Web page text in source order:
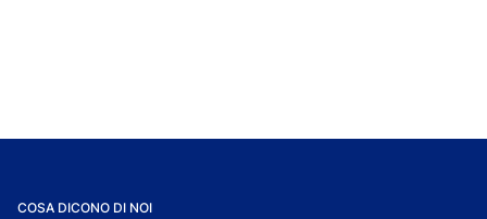
COSA DICONO DI NOI